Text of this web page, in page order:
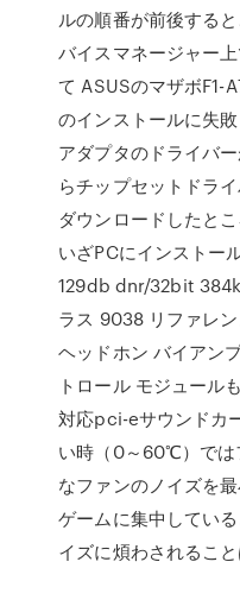
ルの順番が前後する
バイスマネージャー
て ASUSのマザボF1-
のインストールに失
アダプタのドライバ
らチップセットドラ
ダウンロードしたと
いざPCにインストー
129db dnr/32bit
ラス 9038 リファレ
ヘッドホン バイアン
トロール モジュール
対応pci-eサウンドカ
い時（0～60℃）では
なファンのノイズを
ゲームに集中してい
イズに煩わされること